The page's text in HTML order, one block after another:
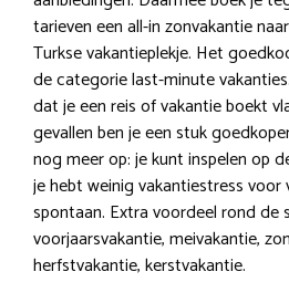
tarieven een all-in zonvakantie
Turkse vakantieplekje. Het
de categorie last-minute
dat je een reis of vakantie boekt
gevallen ben je een stuk
nog meer op: je kunt inspelen op
je hebt weinig vakantiestress voor
spontaan. Extra voordeel rond de
voorjaarsvakantie, meivakantie,
herfstvakantie, kerstvakantie.